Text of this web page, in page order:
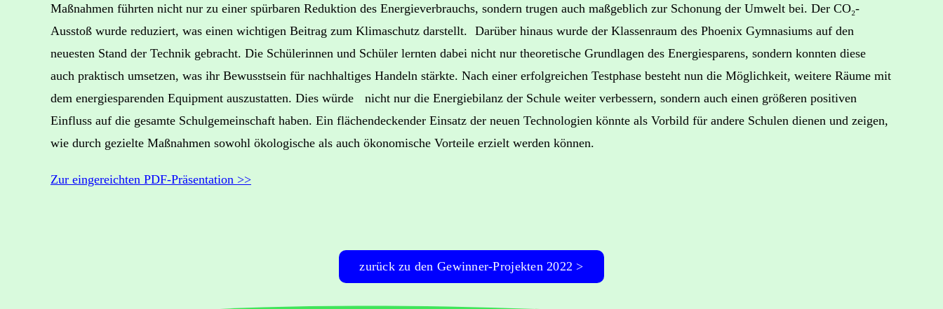
Maßnahmen führten nicht nur zu einer spürbaren Reduktion des Energieverbrauchs, sondern trugen auch maßgeblich zur Schonung der Umwelt bei. Der CO₂-
Ausstoß wurde reduziert, was einen wichtigen Beitrag zum Klimaschutz darstellt. Darüber hinaus wurde der Klassenraum des Phoenix Gymnasiums auf den
neuesten Stand der Technik gebracht. Die Schülerinnen und Schüler lernten dabei nicht nur theoretische Grundlagen des Energiesparens, sondern konnten diese
auch praktisch umsetzen, was ihr Bewusstsein für nachhaltiges Handeln stärkte. Nach einer erfolgreichen Testphase besteht nun die Möglichkeit, weitere Räume mit
dem energiesparenden Equipment auszustatten. Dies würde nicht nur die Energiebilanz der Schule weiter verbessern, sondern auch einen größeren positiven
Einfluss auf die gesamte Schulgemeinschaft haben. Ein flächendeckender Einsatz der neuen Technologien könnte als Vorbild für andere Schulen dienen und zeigen,
wie durch gezielte Maßnahmen sowohl ökologische als auch ökonomische Vorteile erzielt werden können.
Zur eingereichten PDF-Präsentation >>
zurück zu den Gewinner-Projekten 2022 >